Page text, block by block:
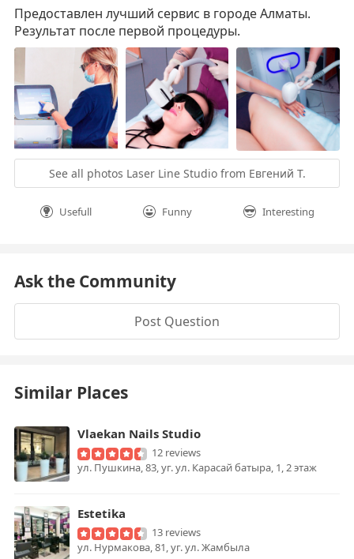
Предоставлен лучший сервис в городе Алматы.
Результат после первой процедуры.
See all photos Laser Line Studio from Евгений Т.
Usefull Funny Interesting
Ask the Community
Post Question
Similar Places
Vlaekan Nails Studio
12 reviews
ул. Пушкина, 83, уг. ул. Карасай батыра, 1, 2 этаж
Estetika
13 reviews
ул. Нурмакова, 81, уг. ул. Жамбыла